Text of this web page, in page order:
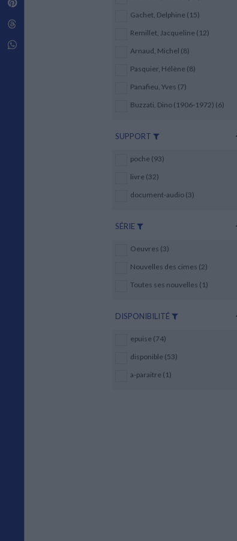
Vie familiale
SOCIOLOGIE
Travail social
Santé et société
ETHNOLOGIE
Anthropologie
Matériaux de l’architecture
Urbanisme
Disciplines paramédicales
Gachet, Delphine (15)
Remillet, Jacqueline (12)
Arnaud, Michel (8)
Pasquier, Hélène (8)
Panafieu, Yves (7)
Buzzati, Dino (1906-1972) (6)
SUPPORT
poche (93)
livre (32)
document-audio (3)
SÉRIE
Oeuvres (3)
Nouvelles des cimes (2)
Toutes ses nouvelles (1)
DISPONIBILITÉ
epuise (74)
disponible (53)
a-paraitre (1)